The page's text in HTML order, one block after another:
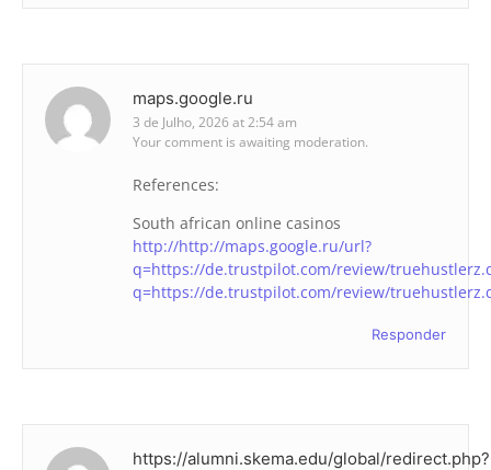
maps.google.ru
3 de Julho, 2026 at 2:54 am
Your comment is awaiting moderation.
References:
South african online casinos
http://http://maps.google.ru/url?
q=https://de.trustpilot.com/review/
q=https://de.trustpilot.com/review/
Responder
https://alumni.skema.edu/global/redirect.php?